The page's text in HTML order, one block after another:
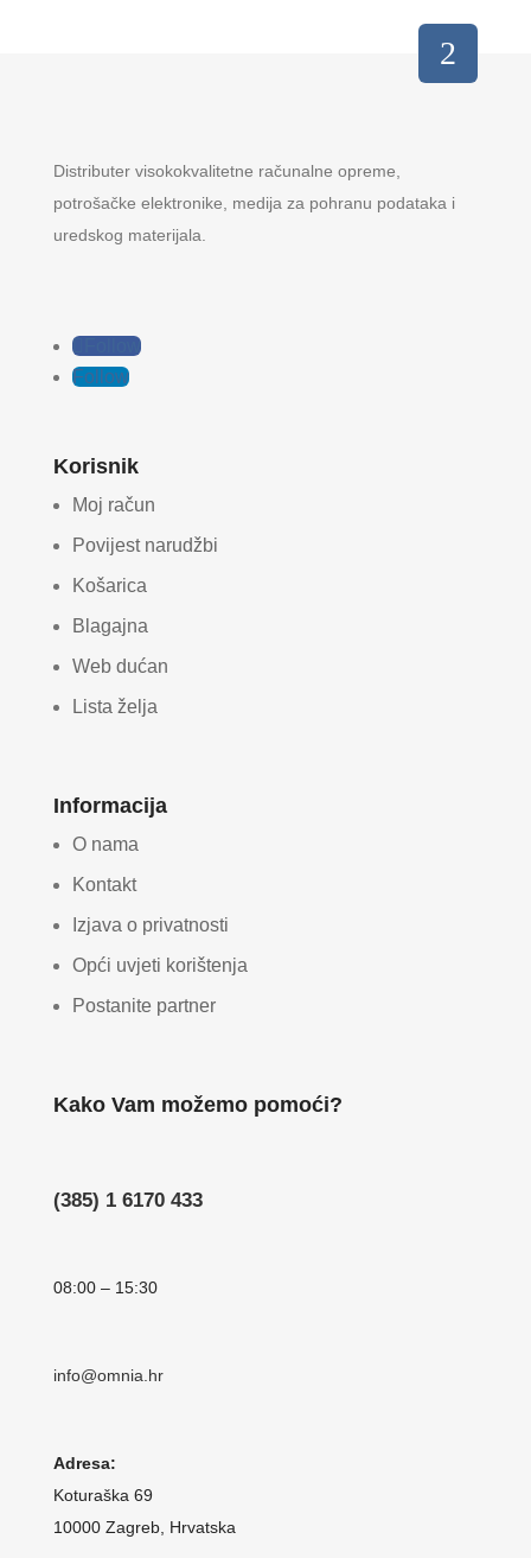
Distributer visokokvalitetne računalne opreme,
potrošačke elektronike, medija za pohranu podataka i
uredskog materijala.
Follow
Follow
Korisnik
Moj račun
Povijest narudžbi
Košarica
Blagajna
Web dućan
Lista želja
Informacija
O nama
Kontakt
Izjava o privatnosti
Opći uvjeti korištenja
Postanite partner
Kako Vam možemo pomoći?
(385) 1 6170 433
08:00 – 15:30
info@omnia.hr
Adresa:
Koturaška 69
10000 Zagreb, Hrvatska